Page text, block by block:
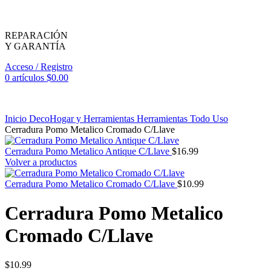
REPARACIÓN
Y GARANTÍA
Acceso / Registro
0 artículos $0.00
Inicio DecoHogar y Herramientas Herramientas Todo Uso
Cerradura Pomo Metalico Cromado C/Llave
Cerradura Pomo Metalico Antique C/Llave $16.99
Volver a productos
Cerradura Pomo Metalico Cromado C/Llave $10.99
Cerradura Pomo Metalico
Cromado C/Llave
$10.99